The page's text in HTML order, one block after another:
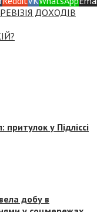
ДОХОДІВ
у Підліссі
добу в